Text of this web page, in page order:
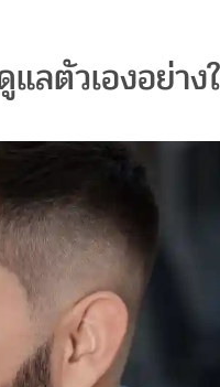
แลตัวเองอย่าง